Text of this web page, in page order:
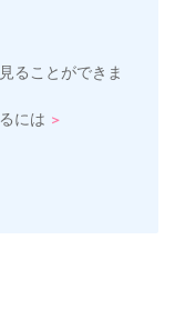
ることができま
には